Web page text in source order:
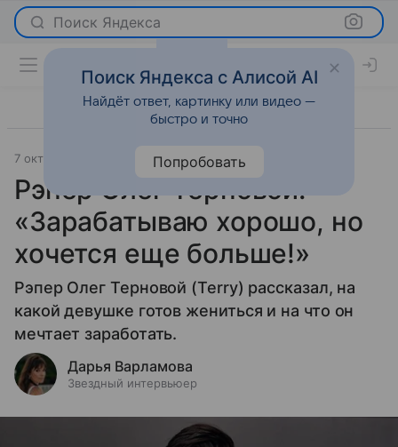
Поиск Яндекса
7 октября 2024 Интервью
Рэпер Олег Терновой:
«Зарабатываю хорошо, но
хочется еще больше!»
Рэпер Олег Терновой (Terry) рассказал, на
какой девушке готов жениться и на что он
мечтает заработать.
Дарья Варламова
Звездный интервьюер
Поиск Яндекса с Алисой AI
Найдёт ответ, картинку или видео —
быстро и точно
Попробовать